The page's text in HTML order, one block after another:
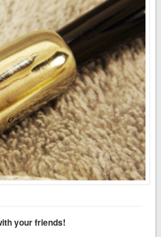
your friends!